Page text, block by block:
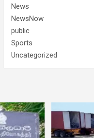
News
NewsNow
public
Sports
Uncategorized